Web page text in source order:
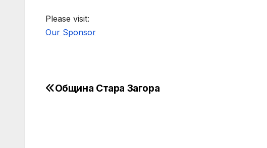
Please visit:
Our Sponsor
Post
Община Стара Загора